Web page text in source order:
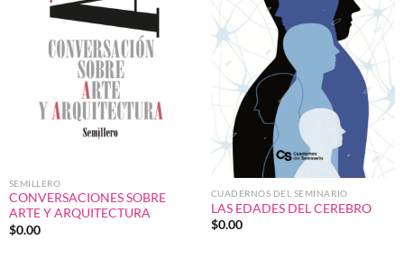
SEMILLERO
CONVERSACIONES SOBRE
ARTE Y ARQUITECTURA
$0.00
CUADERNOS DEL SEMINARIO
LAS EDADES DEL CEREBRO
$0.00